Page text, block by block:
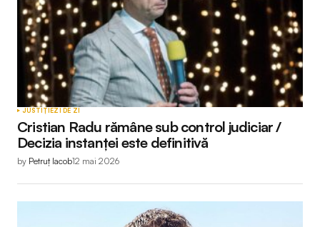
JUSTIȚIEZI DE ZI
Cristian Radu rămâne sub control judiciar /
Decizia instanței este definitivă
by Petruț Iacob12 mai 2026